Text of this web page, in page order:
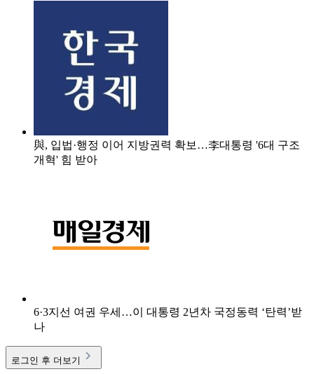
與, 입법·행정 이어 지방권력 확보…李대통령 '6대 구조
개혁' 힘 받아
6·3지선 여권 우세…이 대통령 2년차 국정동력 ‘탄력’받
나
로그인 후 더보기